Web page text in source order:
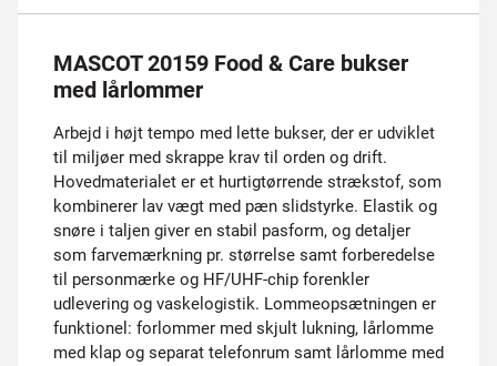
MASCOT 20159 Food & Care bukser
med lårlommer
Arbejd i højt tempo med lette bukser, der er udviklet
til miljøer med skrappe krav til orden og drift.
Hovedmaterialet er et hurtigtørrende strækstof, som
kombinerer lav vægt med pæn slidstyrke. Elastik og
snøre i taljen giver en stabil pasform, og detaljer
som farvemærkning pr. størrelse samt forberedelse
til personmærke og HF/UHF-chip forenkler
udlevering og vaskelogistik. Lommeopsætningen er
funktionel: forlommer med skjult lukning, lårlomme
med klap og separat telefonrum samt lårlomme med